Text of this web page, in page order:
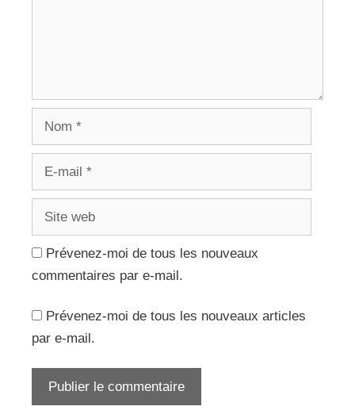
Prévenez-moi de tous les nouveaux
commentaires par e-mail.
Prévenez-moi de tous les nouveaux articles
par e-mail.